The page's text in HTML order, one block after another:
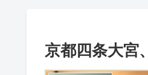
京都四条大宮